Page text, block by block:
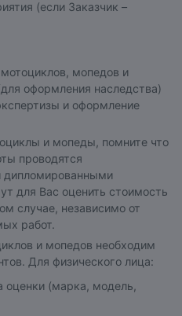
(если Заказчик –
мопедов и
оформления наследства)
и оформление
и мопеды, помните что
проводятся
дипломированными
для Вас оценить стоимость
случае, независимо от
работ.
и мопедов необходим
Для физического лица:
оценки (марка, модель,